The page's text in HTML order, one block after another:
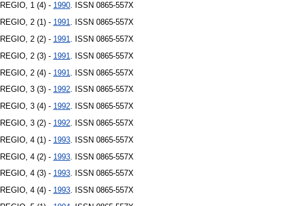
REGIO, 1 (4) - 1990. ISSN 0865-557X
REGIO, 2 (1) - 1991. ISSN 0865-557X
REGIO, 2 (2) - 1991. ISSN 0865-557X
REGIO, 2 (3) - 1991
. ISSN 0865-557X
REGIO, 2 (4) - 1991
. ISSN 0865-557X
REGIO, 3 (3) - 1992. ISSN 0865-557X
REGIO, 3 (4) - 1992. ISSN 0865-557X
REGIO, 3 (2) - 1992. ISSN 0865-557X
REGIO, 4 (1) - 1993 . ISSN 0865-557X
REGIO, 4 (2) - 1993 . ISSN 0865-557X
REGIO, 4 (3) - 1993. ISSN 0865-557X
REGIO, 4 (4) - 1993. ISSN 0865-557X